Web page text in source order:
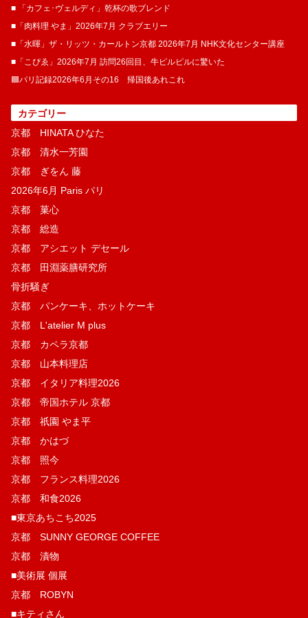
■ 「カフェ･ヴェルディ」乾杯の歌ブレンド
■「肉料理 やま」2026年7月 クラブエリー
■「水暉」ザ・リッツ・カールトン京都 2026年7月 NHK文化センター講座
■「こぴゑ」2026年7月 訪問26回目、牛ピルピルに驚いた
🟦パリ記録2026年6月その16 帰国後あれこれ
カテゴリー
京都 HINATA ひなた
京都 清水一芳園
京都 ぎをん 藤
2026年6月 Paris パリ
京都 菓​心
京都 総造
京都 アシエット デセール
京都 田淵薬膳研究所
骨折騒ぎ
京都 パンケーキ、ホットケーキ
京都 L'atelier M plus
京都 カペラ京都
京都 山本料理店
京都 イタリア料理2026
京都 帝国ホテル 京都
京都 祇園 やま平
京都 かはづ
京都 照今
京都 フランス料理2026
京都 和食2026
■東京あちこち2025
京都 SUNNY GEORGE COFFEE
京都 漬物
■美術展 個展
京都 ROBYN
■キティさん